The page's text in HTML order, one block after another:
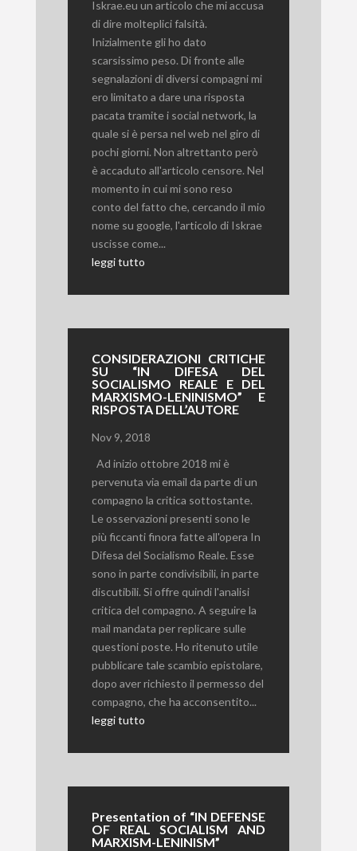
Iskrae.eu un articolo che mi accusa
di dire molteplici falsità.
Inizialmente gli ho dato
scarsissimo peso. Di fronte alle
segnalazioni di diversi compagni mi
ero limitato a dare una risposta
pacata tramite i social network, la
quale si è persa nel web nel giro di
pochi giorni. Non altrettanto però
è accaduto all'articolo censore. Nel
momento in cui mi sono reso
conto del fatto che, cercando il mio
nome su google, l'articolo di Iskrae
uscisse come...
leggi tutto
CONSIDERAZIONI CRITICHE
SU “IN DIFESA DEL
SOCIALISMO REALE E DEL
MARXISMO-LENINISMO” E
RISPOSTA DELL’AUTORE
Nov 9, 2018
Ad inizio ottobre 2018 mi è
pervenuta via email da parte di un
compagno la critica sottostante.
Le osservazioni presenti sono le
più ficcanti finora fatte all'opera In
Difesa del Socialismo Reale. Esse
sono in parte condivisibili, in parte
discutibili. Si offre quindi l'analisi
critica del compagno. A seguire la
mail mandata per replicare sulle
questioni poste. Ho ritenuto utile
pubblicare tale scambio epistolare,
dopo aver richiesto il permesso del
compagno, che ha acconsentito...
leggi tutto
Presentation of “IN DEFENSE
OF REAL SOCIALISM AND
MARXISM­-LENINISM”